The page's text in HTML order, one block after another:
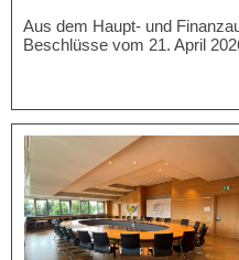
Aus dem Haupt- und
Beschlüsse vom 21. April